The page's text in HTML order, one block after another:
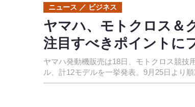
ヤマハ、モトクロス＆
注目すべきポイントに
ヤマハ発動機販売は18日、モトクロス競技
ル、計12モデルを一挙発表。9月25日より順
ニュース ビジネス